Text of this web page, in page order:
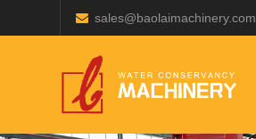
sales@baolaimachinery.com